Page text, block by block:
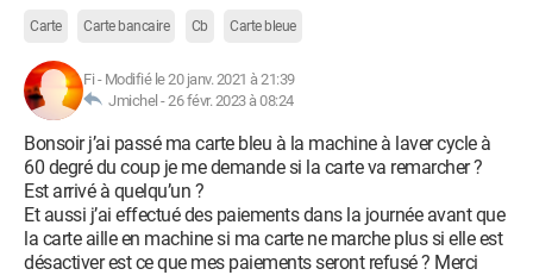
Carte Carte bancaire Cb Carte bleue
Fi - Modifié le 20 janv. 2021 à 21:39
Jmichel -26 févr. 2023 à 08:24
Bonsoir j’ai passé ma carte bleu à la machine à laver cycle à
60 degré du coup je me demande si la carte va remarcher ?
Est arrivé à quelqu’un ?
Et aussi j’ai effectué des paiements dans la journée avant que
la carte aille en machine si ma carte ne marche plus si elle est
désactiver est ce que mes paiements seront refusé ? Merci